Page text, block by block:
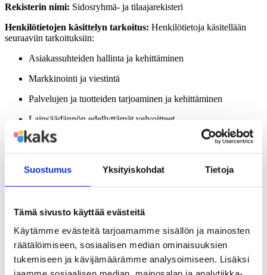
Suostumus Yksityiskohdat Tietoja
Tämä sivusto käyttää evästeitä
Käytämme evästeitä tarjoamamme sisällön ja mainosten
räätälöimiseen, sosiaalisen median ominaisuuksien
tukemiseen ja kävijämäärämme analysoimiseen. Lisäksi
Rekisterin nimi: Sidosryhmä- ja tilaajarekisteri
Henkilötietojen käsittelyn tarkoitus: Henkilötietoja käsitellään
seuraaviin tarkoituksiin:
Asiakassuhteiden hallinta ja kehittäminen
Markkinointi ja viestintä
Palvelujen ja tuotteiden tarjoaminen ja kehittäminen
Lainsäädännön edellyttämät velvoitteet
Rekisterin tietosisältö:
Rekisteri voi sisältää seuraavia tietoja:
Kunnallisalan kehittämissäätiön lehti- ja
tutkimusjulkaisutilaukset
Markkinointiluvat ja –kiellot